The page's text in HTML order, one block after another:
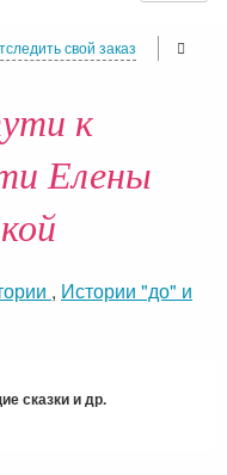
свой заказ
к
Елены
, Истории "до" и
сказки и др.